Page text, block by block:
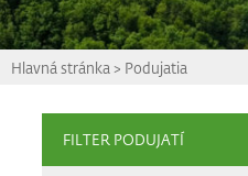
Hlavná stránka > Podujatia
FILTER PODUJATÍ